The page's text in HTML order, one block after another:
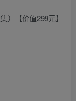
）【价值299元】